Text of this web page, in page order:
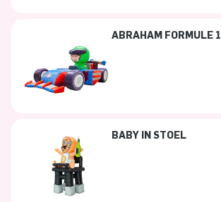
ABRAHAM FORMULE 1
BABY IN STOEL